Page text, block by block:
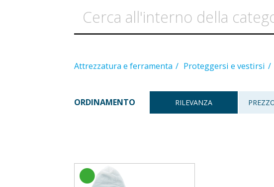
Attrezzatura e ferramenta Proteggersi e vestirsi
ORDINAMENTO RILEVANZA